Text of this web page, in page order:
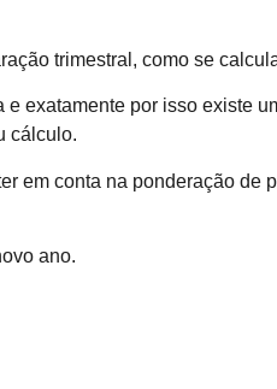
trimestral, como se
exatamente por isso existe
cálculo.
em conta na ponderação de
ano.